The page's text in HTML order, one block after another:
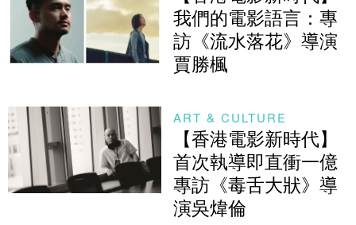
我們的電影語言：專
訪《流水落花》導演
賈勝楓
ART & CULTURE
【香港電影新時代】
首次執導即直衝一億
專訪《毒舌大狀》導
演吳煒倫